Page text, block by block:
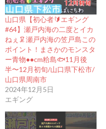
山口県【初心者🔰エギング
#64】瀬戸内海の二度とイカ
ねぇ🦑瀬戸内海の笠戸島この
ポイント！まさかのモンスタ
ー青物●●cm粭島🐟11月後
半〜12月初旬/山口県下松市/
山口県周南市
2024年12月5日
エギング